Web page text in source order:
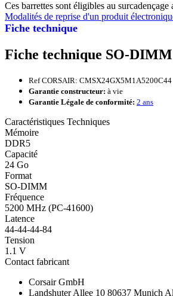
Fiche technique
Ces barrettes sont éligibles au
Modalités de reprise d'un produit
Fiche technique SO-
Ref CORSAIR: CMSX24GX5M1A5200C44
Garantie constructeur: à vie
Garantie Légale de conformité: 2 ans
Caractéristiques Techniques
Mémoire
DDR5
Capacité
24 Go
Format
SO-DIMM
Fréquence
5200 MHz (PC-41600)
Latence
44-44-44-84
Tension
1.1 V
Contact fabricant
Corsair GmbH
Landshuter Allee 10 80637 Munich